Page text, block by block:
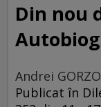
Din nou
Andrei GORZO
Publicat în